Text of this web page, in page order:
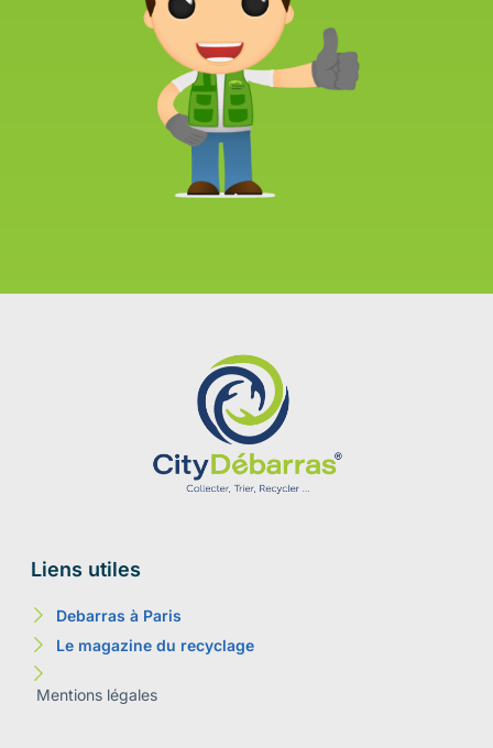
Liens utiles
Debarras à Paris
Le magazine du recyclage
Mentions légales